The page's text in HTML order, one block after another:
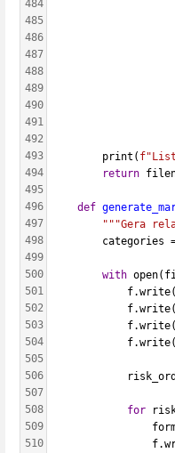
484
485
486
487
488
489
490
491
492
493
494
495
496
497
498
499
500
501
502
503
504
505
506
507
508
509
510
        print(
return
def
"""Gera
categories
with
            f.write(
            f.write(
            f.write(
            f.write(
for